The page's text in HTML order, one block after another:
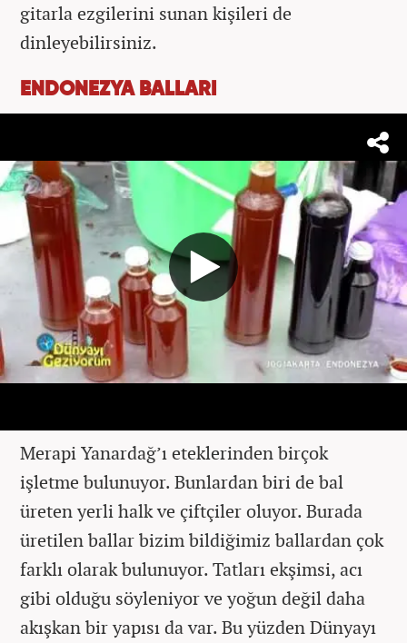
gitarla ezgilerini sunan kişileri de
dinleyebilirsiniz.
ENDONEZYA BALLARI
Merapi Yanardağ’ı eteklerinden birçok
işletme bulunuyor. Bunlardan biri de bal
üreten yerli halk ve çiftçiler oluyor. Burada
üretilen ballar bizim bildiğimiz ballardan çok
farklı olarak bulunuyor. Tatları ekşimsi, acı
gibi olduğu söyleniyor ve yoğun değil daha
akışkan bir yapısı da var. Bu yüzden Dünyayı